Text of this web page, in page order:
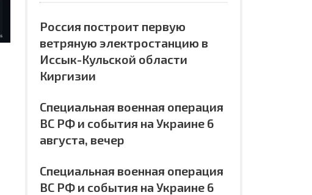
Россия построит первую
ветряную электростанцию в
Иссык-Кульской области
Киргизии
Специальная военная операция
ВС РФ и события на Украине 6
августа, вечер
Специальная военная операция
ВС РФ и события на Украине 6